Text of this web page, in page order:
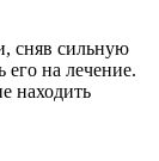
сняв сильную
его на лечение.
находить